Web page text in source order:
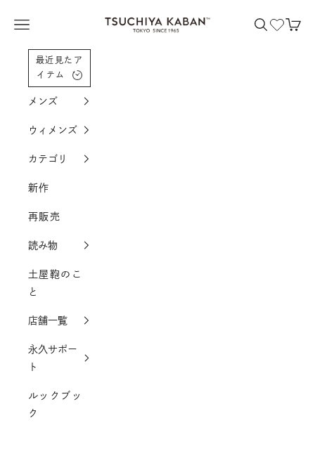
土屋鞄製造所
メニューを開く 検索を開く
カー
最近見たア
イテム
メンズ
ウィメンズ
カテゴリ
新作
再販売
読み物
土屋鞄のこ
と
店舗一覧
永久サポー
ト
ルックブッ
ク